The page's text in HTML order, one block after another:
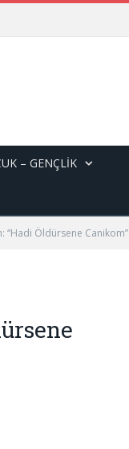
– GENÇLIK
Öldürsene Canikom’’